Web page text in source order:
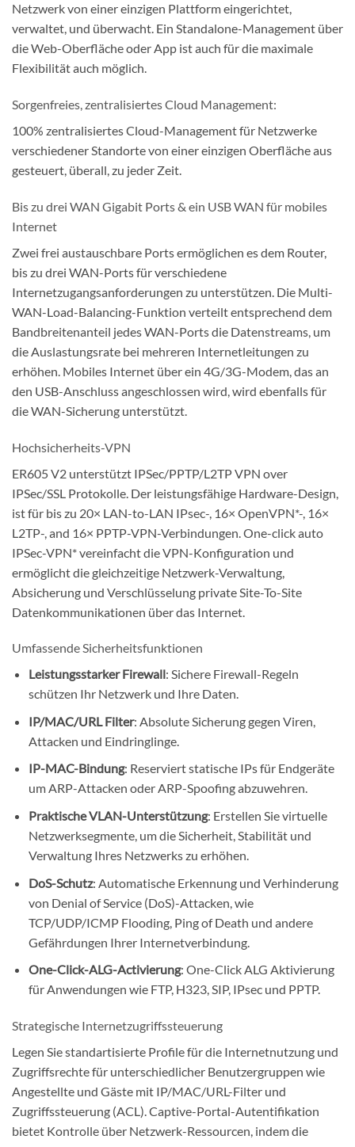
Netzwerk von einer einzigen Plattform eingerichtet,
verwaltet, und überwacht. Ein Standalone-Management über
die Web-Oberfläche oder App ist auch für die maximale
Flexibilität auch möglich.
Sorgenfreies, zentralisiertes Cloud Management:
100% zentralisiertes Cloud-Management für Netzwerke
verschiedener Standorte von einer einzigen Oberfläche aus
gesteuert, überall, zu jeder Zeit.
Bis zu drei WAN Gigabit Ports & ein USB WAN für mobiles
Internet
Zwei frei austauschbare Ports ermöglichen es dem Router,
bis zu drei WAN-Ports für verschiedene
Internetzugangsanforderungen zu unterstützen. Die Multi-
WAN-Load-Balancing-Funktion verteilt entsprechend dem
Bandbreitenanteil jedes WAN-Ports die Datenstreams, um
die Auslastungsrate bei mehreren Internetleitungen zu
erhöhen. Mobiles Internet über ein 4G/3G-Modem, das an
den USB-Anschluss angeschlossen wird, wird ebenfalls für
die WAN-Sicherung unterstützt.
Hochsicherheits-VPN
ER605 V2 unterstützt IPSec/PPTP/L2TP VPN over
IPSec/SSL Protokolle. Der leistungsfähige Hardware-Design,
ist für bis zu 20× LAN-to-LAN IPsec-, 16× OpenVPN*-, 16×
L2TP-, and 16× PPTP-VPN-Verbindungen. One-click auto
IPSec-VPN* vereinfacht die VPN-Konfiguration und
ermöglicht die gleichzeitige Netzwerk-Verwaltung,
Absicherung und Verschlüsselung private Site-To-Site
Datenkommunikationen über das Internet.
Umfassende Sicherheitsfunktionen
Leistungsstarker Firewall: Sichere Firewall-Regeln
schützen Ihr Netzwerk und Ihre Daten.
IP/MAC/URL Filter: Absolute Sicherung gegen Viren,
Attacken und Eindringlinge.
IP-MAC-Bindung: Reserviert statische IPs für Endgeräte
um ARP-Attacken oder ARP-Spoofing abzuwehren.
Praktische VLAN-Unterstützung: Erstellen Sie virtuelle
Netzwerksegmente, um die Sicherheit, Stabilität und
Verwaltung Ihres Netzwerks zu erhöhen.
DoS-Schutz: Automatische Erkennung und Verhinderung
von Denial of Service (DoS)-Attacken, wie
TCP/UDP/ICMP Flooding, Ping of Death und andere
Gefährdungen Ihrer Internetverbindung.
One-Click-ALG-Activierung: One-Click ALG Aktivierung
für Anwendungen wie FTP, H323, SIP, IPsec und PPTP.
Strategische Internetzugriffssteuerung
Legen Sie standartisierte Profile für die Internetnutzung und
Zugriffsrechte für unterschiedlicher Benutzergruppen wie
Angestellte und Gäste mit IP/MAC/URL-Filter und
Zugriffssteuerung (ACL). Captive-Portal-Autentifikation
bietet Kontrolle über Netzwerk-Ressourcen, indem die